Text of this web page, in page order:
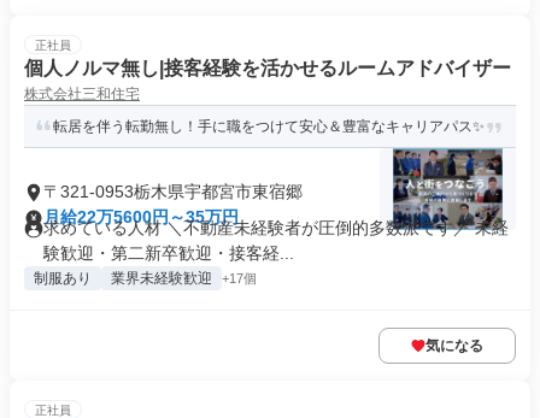
正社員
個人ノルマ無し|接客経験を活かせるルームアドバイザー
株式会社三和住宅
転居を伴う転勤無し！手に職をつけて安心＆豊富なキャリアパス✨
〒321-0953栃木県宇都宮市東宿郷
月給22万5600円～35万円
求めている人材 ＼不動産未経験者が圧倒的多数派です／ 未経
験歓迎・第二新卒歓迎・接客経...
制服あり 業界未経験歓迎 +17個
気になる
正社員